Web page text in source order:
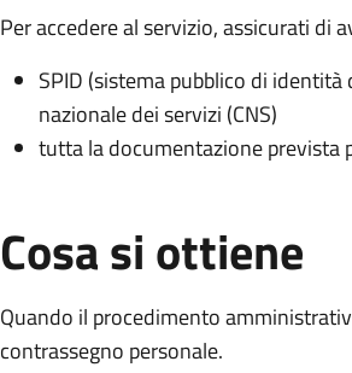
Per accedere al servizio, assicurati di
SPID (sistema pubblico di
nazionale dei servizi (CNS)
tutta la documentazione prevista
Cosa si ottiene
Quando il procedimento
contrassegno personale.